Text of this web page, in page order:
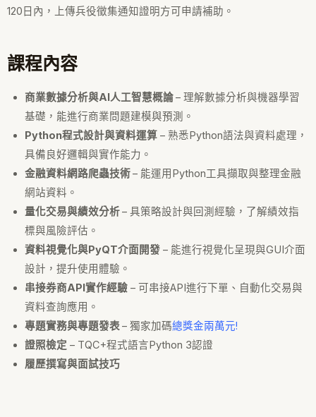
120日內，上傳兵役徵集通知證明方可申請補助。
課程內容
商業數據分析與AI人工智慧概論– 理解數據分析與機器學習
基礎，能進行商業問題建模與預測。
Python程式設計與資料運算– 熟悉Python語法與資料處理，
具備良好邏輯與實作能力。
金融資料網路爬蟲技術– 能運用Python工具擷取與整理金融
網站資料。
量化交易與績效分析– 具策略設計與回測經驗，了解績效指
標與風險評估。
資料視覺化與PyQT介面開發– 能進行視覺化呈現與GUI介面
設計，提升使用體驗。
串接券商API實作經驗– 可串接API進行下單、自動化交易與
資料查詢應用。
專題實務與專題發表– 獨家加碼總獎金兩萬元!
證照檢定 – TQC+程式語言Python 3認證
履歷撰寫與面試技巧